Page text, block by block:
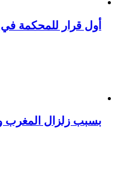
أول قرار للمحكمة
بسبب زلزال المغرب